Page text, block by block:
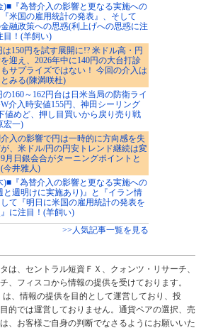
)■『為替介入の影響と更なる実施への
米国の雇用統計の発表』、そして
金融政策への思惑(利上げへの思惑に注
目！(羊飼い)
は150円を試す展開に!? 米ドル高・円
迎え、2026年中に140円の大台打診
サプライズではない！ 今回の介入は
みる(陳満咲杜)
の160～162円台は日米当局の防衛ライ
介入時安値155円、神田シーリング
値めど、押し目買いから戻り売り戦
宏一)
入の影響で円は一時的に方向感を失
、米ドル/円の円安トレンド継続は変
月日銀会合がターニングポイントと
今井雅人)
)■『為替介入の影響と更なる実施への
と週明けに実施あり)』と『イラン情
て『明日に米国の雇用統計の発表を
に注目！(羊飼い)
>>人気記事一覧を見る
は、セントラル短資ＦＸ、クォンツ・リサーチ、
、フィスコから情報の提供を受けております。
、情報の提供を目的として運営しており、投
的では運営しておりません。通貨ペアの選択、売
、お客様ご自身の判断でなさるようにお願いいた